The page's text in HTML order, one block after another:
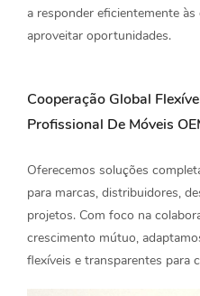
a responder eficientemente
aproveitar oportunidades.
Cooperação Global
Profissional De Móveis
Oferecemos soluções
para marcas, distribuidores,
projetos. Com foco na
crescimento mútuo,
flexíveis e transparentes para